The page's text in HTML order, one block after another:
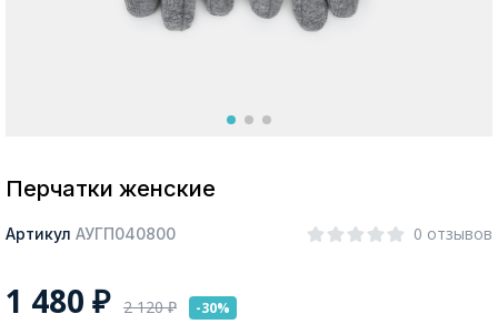
Перчатки женские
Артикул АУГП040800 0 отзывов
1 480 ₽ 2 120₽ -30%